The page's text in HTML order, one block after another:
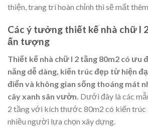
thiện, trang trí hoàn chỉnh thì sẽ mất
Các ý tưởng thiết kế nhà chữ l
ấn tượng
Thiết kế nhà chữ l 2 tầng 80m2 có ưu
năng dễ dàng, kiến trúc đẹp từ hiện
điển và không gian sống thoáng mát
cây xanh sân vườn. Dưới đây là các
2 tầng với kích thước 80m2 có kiến
nhiều người lựa chọn xây dựng.